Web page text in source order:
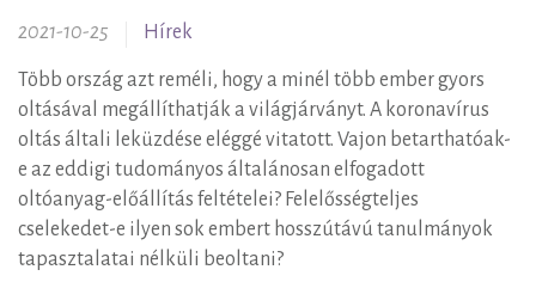
2021-10-25 Hírek
Több ország azt reméli, hogy a minél több ember gyors
oltásával megállíthatják a világjárványt. A koronavírus
oltás általi leküzdése eléggé vitatott. Vajon betarthatóak-
e az eddigi tudományos általánosan elfogadott
oltóanyag-előállítás feltételei? Felelősségteljes
cselekedet-e ilyen sok embert hosszútávú tanulmányok
tapasztalatai nélküli beoltani?